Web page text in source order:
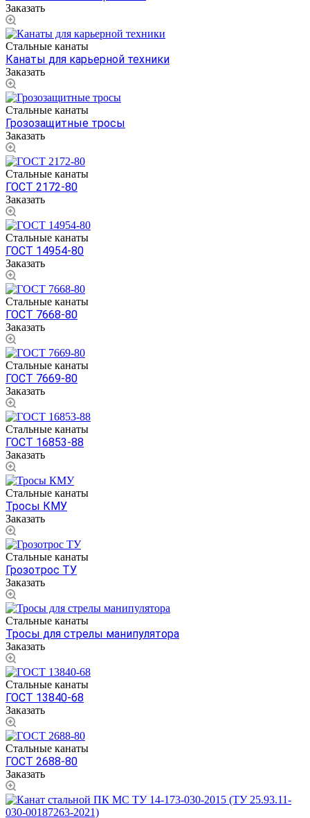
Заказать
Стальные канаты
Канаты для карьерной техники
Заказать
Стальные канаты
Грозозащитные тросы
Заказать
Стальные канаты
ГОСТ 2172-80
Заказать
Стальные канаты
ГОСТ 14954-80
Заказать
Стальные канаты
ГОСТ 7668-80
Заказать
Стальные канаты
ГОСТ 7669-80
Заказать
Стальные канаты
ГОСТ 16853-88
Заказать
Стальные канаты
Тросы КМУ
Заказать
Стальные канаты
Грозотрос ТУ
Заказать
Стальные канаты
Тросы для стрелы манипулятора
Заказать
Стальные канаты
ГОСТ 13840-68
Заказать
Стальные канаты
ГОСТ 2688-80
Заказать